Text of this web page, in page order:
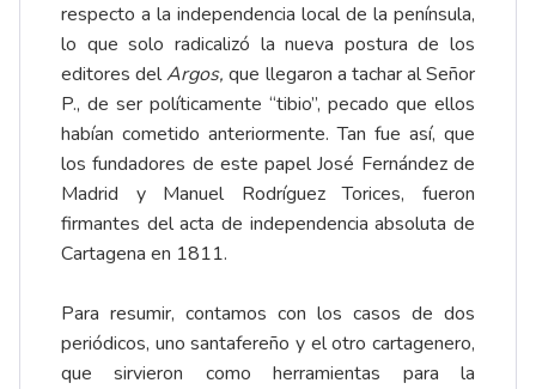
respecto a la independencia local de la península,
lo que solo radicalizó la nueva postura de los
editores delArgos,que llegaron a tachar al Señor
P., de ser políticamente “tibio”, pecado que ellos
habían cometido anteriormente. Tan fue así, que
los fundadores de este papel José Fernández de
Madrid y Manuel Rodríguez Torices, fueron
firmantes del acta de independencia absoluta de
Cartagena en 1811.
Para resumir, contamos con los casos de dos
periódicos, uno santafereño y el otro cartagenero,
que sirvieron como herramientas para la